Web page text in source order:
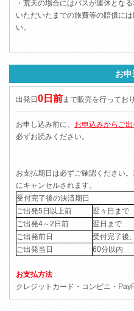
・荒天の場合にはバスが運休とな
いただいたまでの旅費等の賠償に
い。
お
出発日 0日前まで販売を行ってお
お申し込み前に、 お申込みからご
必ずお読みください。
お支払期日は必ずご確認ください
にキャンセルされます。
受付完了後の決済期日
ご出発5日以上前
翌々日まで
ご出発4～2日前
翌日まで
ご出発前日
受付完了後
ご出発当日
60分以内
お支払方法
クレジットカード・コンビニ・